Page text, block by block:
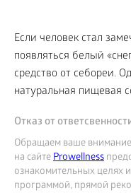
Если человек стал
появляться белый
средство от себореи.
натуральная пищевая
Отказ от
Обращаем ваше
на сайтеProwellness
ознакомительных целях
программой, прямой